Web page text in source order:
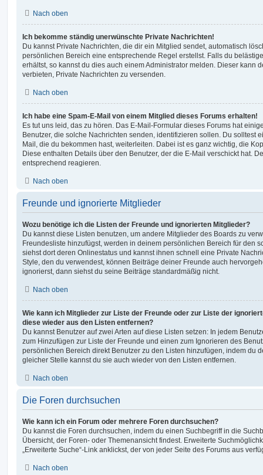
Nach oben
Ich bekomme ständig unerwünschte Private Nachrichten!
Du kannst Private Nachrichten, die dir ein Mitglied sendet, automatisch
persönlichen Bereich eine entsprechende Regel erstellst. Falls du
erhältst, so kannst du dies auch einem Administrator melden. Dieser kann
verbieten, Private Nachrichten zu versenden.
Nach oben
Ich habe eine Spam-E-Mail von einem Mitglied dieses Forums erhalten!
Es tut uns leid, das zu hören. Das E-Mail-Formular dieses Forums hat
Benutzer, die solche Nachrichten senden, identifizieren sollen. Du solltest
Mail, die du bekommen hast, weiterleiten. Dabei ist es ganz wichtig, die
Diese enthalten Details über den Benutzer, der die E-Mail verschickt hat.
entsprechend reagieren.
Nach oben
Freunde und ignorierte Mitglieder
Wozu benötige ich die Listen der Freunde und ignorierten Mitglieder?
Du kannst diese Listen benutzen, um andere Mitglieder des Boards zu
Freundesliste hinzufügst, werden in deinem persönlichen Bereich für den
siehst dort deren Onlinestatus und kannst ihnen schnell eine Private
Style, den du verwendest, können Beiträge deiner Freunde auch
ignorierst, dann siehst du seine Beiträge standardmäßig nicht.
Nach oben
Wie kann ich Mitglieder zur Liste der Freunde oder zur Liste der
diese wieder aus den Listen entfernen?
Du kannst Benutzer auf zwei Arten auf diese Listen setzen: In jedem
zum Hinzufügen zur Liste der Freunde und einen zum Ignorieren des
persönlichen Bereich direkt Benutzer zu den Listen hinzufügen, indem du
gleicher Stelle kannst du sie auch wieder von den Listen entfernen.
Nach oben
Die Foren durchsuchen
Wie kann ich ein Forum oder mehrere Foren durchsuchen?
Du kannst die Foren durchsuchen, indem du einen Suchbegriff in die
Übersicht, der Foren- oder Themenansicht findest. Erweiterte
„Erweiterte Suche“-Link anklickst, der von jeder Seite des Forums aus
Nach oben